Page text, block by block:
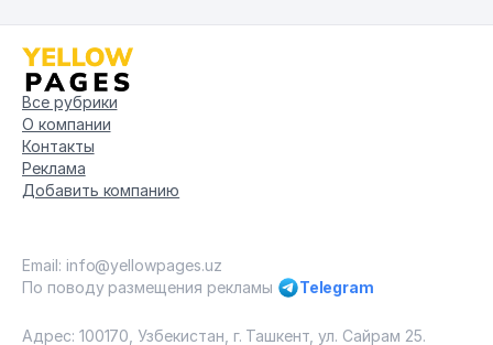
Все рубрики
О компании
Контакты
Реклама
Добавить компанию
Email: info@yellowpages.uz
По поводу размещения рекламы
Telegram
Адрес: 100170, Узбекистан, г. Ташкент, ул. Сайрам 25.